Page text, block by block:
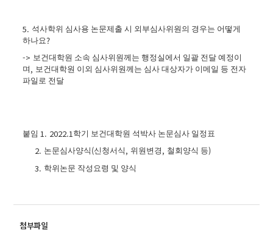
5. 석사학위 심사용 논문제출 시 외부심사위원의 경우는 어떻게
하나요?
-> 보건대학원 소속 심사위원께는 행정실에서 일괄 전달 예정이
며 , 보건대학원 이외 심사위원께는 심사 대상자가 이메일 등 전자
파일로 전달
붙임 1. 2022.1 학기 보건대학원 석박사 논문심사 일정표
2. 논문심사양식 (신청서식 , 위원변경 , 철회양식 등)
3. 학위논문 작성요령 및 양식